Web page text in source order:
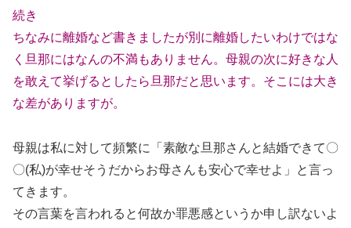
続き
ちなみに離婚など書きましたが別に離婚したいわけではな
く旦那にはなんの不満もありません。母親の次に好きな人
を敢えて挙げるとしたら旦那だと思います。そこには大き
な差がありますが。
母親は私に対して頻繁に「素敵な旦那さんと結婚できて〇
〇(私)が幸せそうだからお母さんも安心で幸せよ」と言っ
てきます。
その言葉を言われると何故か罪悪感というか申し訳ないよ